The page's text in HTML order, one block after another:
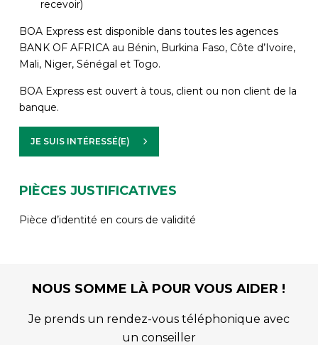
recevoir)
BOA Express est disponible dans toutes les agences
BANK OF AFRICA au Bénin, Burkina Faso, Côte d’Ivoire,
Mali, Niger, Sénégal et Togo.
BOA Express est ouvert à tous, client ou non client de la
banque.
JE SUIS INTÉRESSÉ(E)
PIÈCES JUSTIFICATIVES
Pièce d’identité en cours de validité
NOUS SOMME LÀ POUR VOUS AIDER !
Je prends un rendez-vous téléphonique avec
un conseiller